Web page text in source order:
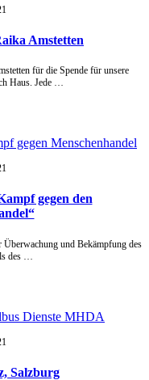
Amstetten
für die Spende für unsere
Haus. Jede …
gegen den
und Bekämpfung des
des …
Salzburg